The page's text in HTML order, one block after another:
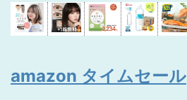
amazon タイムセール